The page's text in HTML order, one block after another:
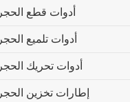
أدوات قطع الحجر
أدوات تلميع الحجر
أدوات تحريك الحجر
إطارات تخزين الحجر